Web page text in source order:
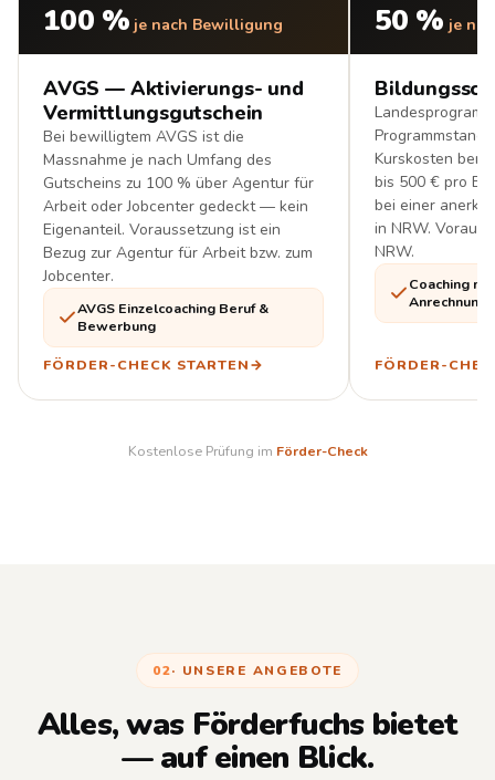
100 % je nach Bewilligung
AVGS — Aktivierungs- und
Vermittlungsgutschein
Bei bewilligtem AVGS ist die
Massnahme je nach Umfang des
Gutscheins zu 100 % über Agentur für
Arbeit oder Jobcenter gedeckt — kein
Eigenanteil. Voraussetzung ist ein
Bezug zur Agentur für Arbeit bzw. zum
Jobcenter.
AVGS Einzelcoaching Beruf &
Bewerbung
FÖRDER-CHECK STARTEN→
50 % je
Programmstand
Kurskosten
bis 500 € pro
bei einer
in NRW.
NRW.
Coaching
Anrechnung
FÖRDER-
Kostenlose Prüfung im Förder-Check
02· UNSERE ANGEBOTE
Alles,was Förderfuchs bietet
— auf einen Blick.